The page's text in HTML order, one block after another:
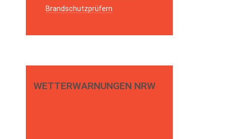
Brandschutzprüfern
WETTERWARNUNGEN NRW